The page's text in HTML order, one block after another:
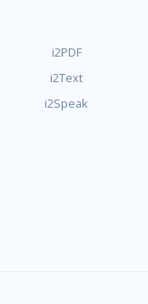
i2PDF
i2Text
i2Speak